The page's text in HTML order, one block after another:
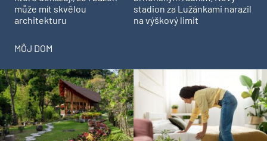
může mít skvělou
architekturu
stadion za Lužánkami narazil
na výškový limit
MÔJ DOM